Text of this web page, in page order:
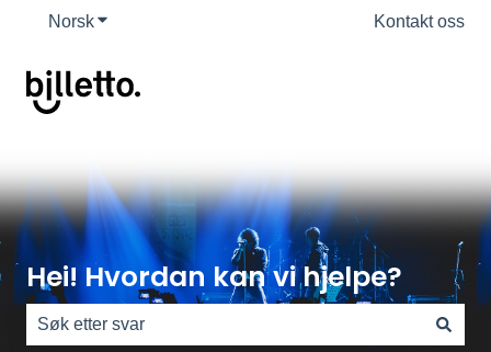
NorskVis undermeny for oversettelser Kontakt oss
Hei! Hvordan kan vi hjelpe?